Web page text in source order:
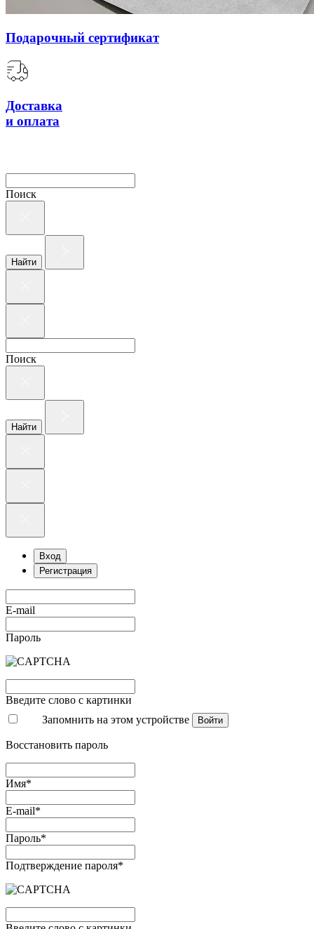
Подарочный сертификат
Доставка
и оплата
Поиск
Найти
Поиск
Найти
Вход
Регистрация
E-mail
Пароль
Введите слово с картинки
Запомнить на этом устройстве
Войти
Восстановить пароль
Имя*
E-mail*
Пароль*
Подтверждение пароля*